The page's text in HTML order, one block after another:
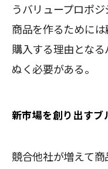
うバリュープロポ
商品を作るために
購入する理由とな
ぬく必要がある。
新市場を創り出すブ
競合他社が増えて